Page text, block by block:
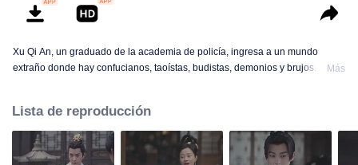
Xu Qi An, un graduado de la academia de policía, ingresa a un mundo
extraño donde hay confucianos, taoístas, budistas, demonios y brujos.
organización de guardianes para cambiar su destino y así convertirse en un
Guardián.
Más
Lista de reproducción